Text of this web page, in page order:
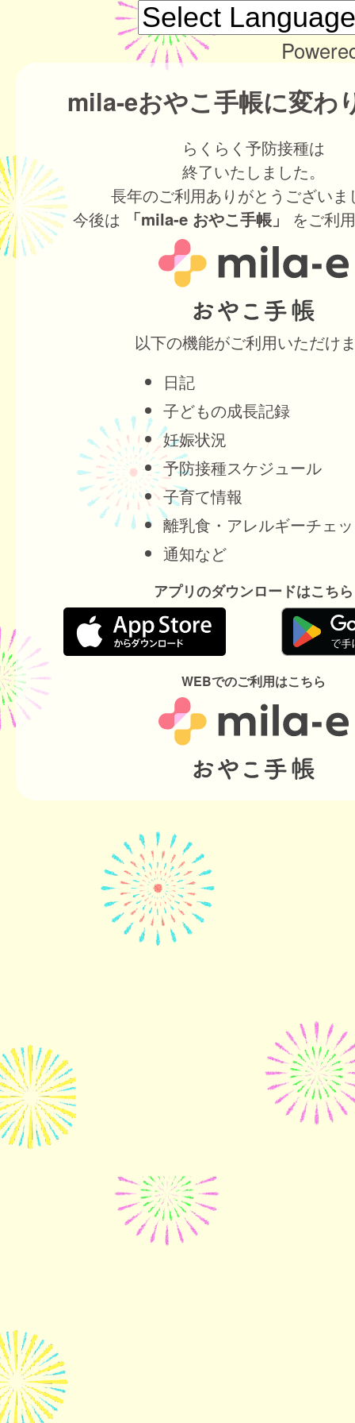
mila-eおやこ手帳に変わ
らくらく予防接種は
終了いたしました。
長年のご利用ありがとうございま
今後は
「mila-e おやこ手帳」 をご利
以下の機能がご利用いただけ
日記
子どもの成長記録
妊娠状況
予防接種スケジュール
子育て情報
離乳食・アレルギーチェ
通知など
アプリのダウンロードはこちら
WEBでのご利用はこちら